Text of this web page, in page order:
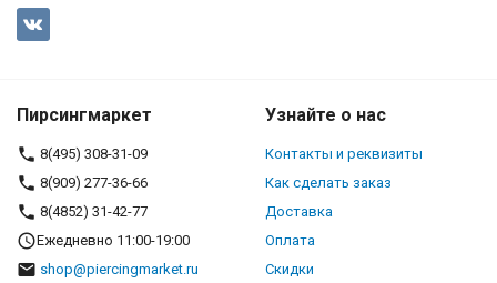
Пирсингмаркет
8(495) 308-31-09
8(909) 277-36-66
8(4852) 31-42-77
Ежедневно 11:00-19:00
shop@piercingmarket.ru
Узнайте о нас
Контакты и реквизиты
Как сделать заказ
Доставка
Оплата
Скидки